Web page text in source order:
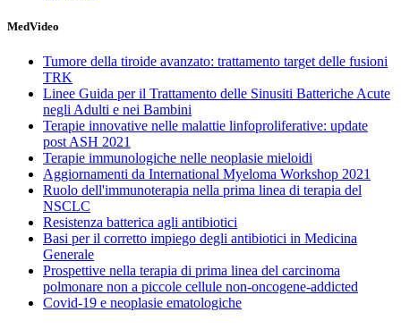
MedVideo
Tumore della tiroide avanzato: trattamento target delle fusioni
TRK
Linee Guida per il Trattamento delle Sinusiti Batteriche Acute
negli Adulti e nei Bambini
Terapie innovative nelle malattie linfoproliferative: update
post ASH 2021
Terapie immunologiche nelle neoplasie mieloidi
Aggiornamenti da International Myeloma Workshop 2021
Ruolo dell'immunoterapia nella prima linea di terapia del
NSCLC
Resistenza batterica agli antibiotici
Basi per il corretto impiego degli antibiotici in Medicina
Generale
Prospettive nella terapia di prima linea del carcinoma
polmonare non a piccole cellule non-oncogene-addicted
Covid-19 e neoplasie ematologiche